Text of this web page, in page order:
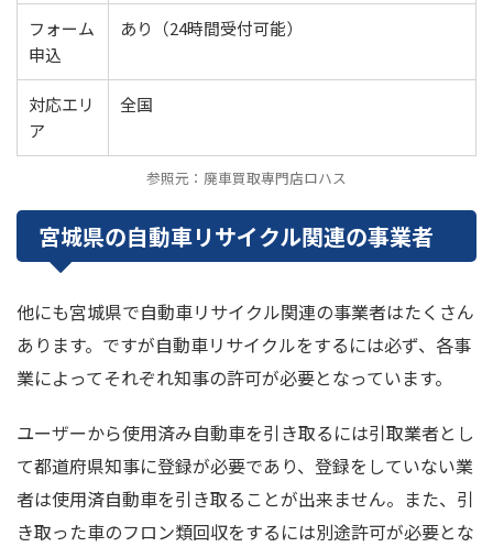
フォーム
申込
あり（24時間受付可能）
対応エリ
ア
全国
参照元：廃車買取専門店ロハス
宮城県の自動車リサイクル関連の事業者
他にも宮城県で自動車リサイクル関連の事業者はたくさん
あります。ですが自動車リサイクルをするには必ず、各事
業によってそれぞれ知事の許可が必要となっています。
ユーザーから使用済み自動車を引き取るには引取業者とし
て都道府県知事に登録が必要であり、登録をしていない業
者は使用済自動車を引き取ることが出来ません。また、引
き取った車のフロン類回収をするには別途許可が必要とな